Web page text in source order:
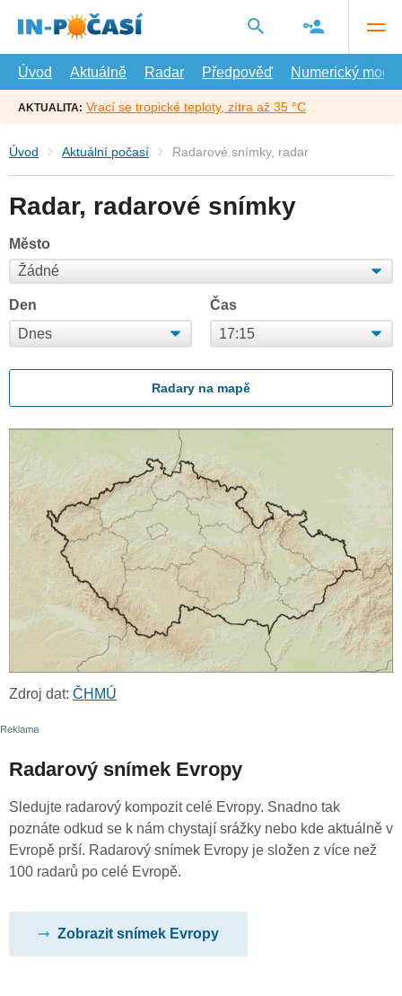
hlavní
Úvod
Aktuálně Radar Předpověď Numerický model
AKTUALITA: Vrací se tropické teploty, zítra až 35 °C
Úvod Aktuální počasí Radarové snímky, radar
Radar, radarové snímky
Město
Den Čas
Radary na mapě
Zdroj dat: ČHMÚ
Radarový snímek Evropy
Sledujte radarový kompozit celé Evropy. Snadno tak
poznáte odkud se k nám chystají srážky nebo kde aktuálně v
Evropě prší. Radarový snímek Evropy je složen z více než
100 radarů po celé Evropě.
Zobrazit snímek Evropy